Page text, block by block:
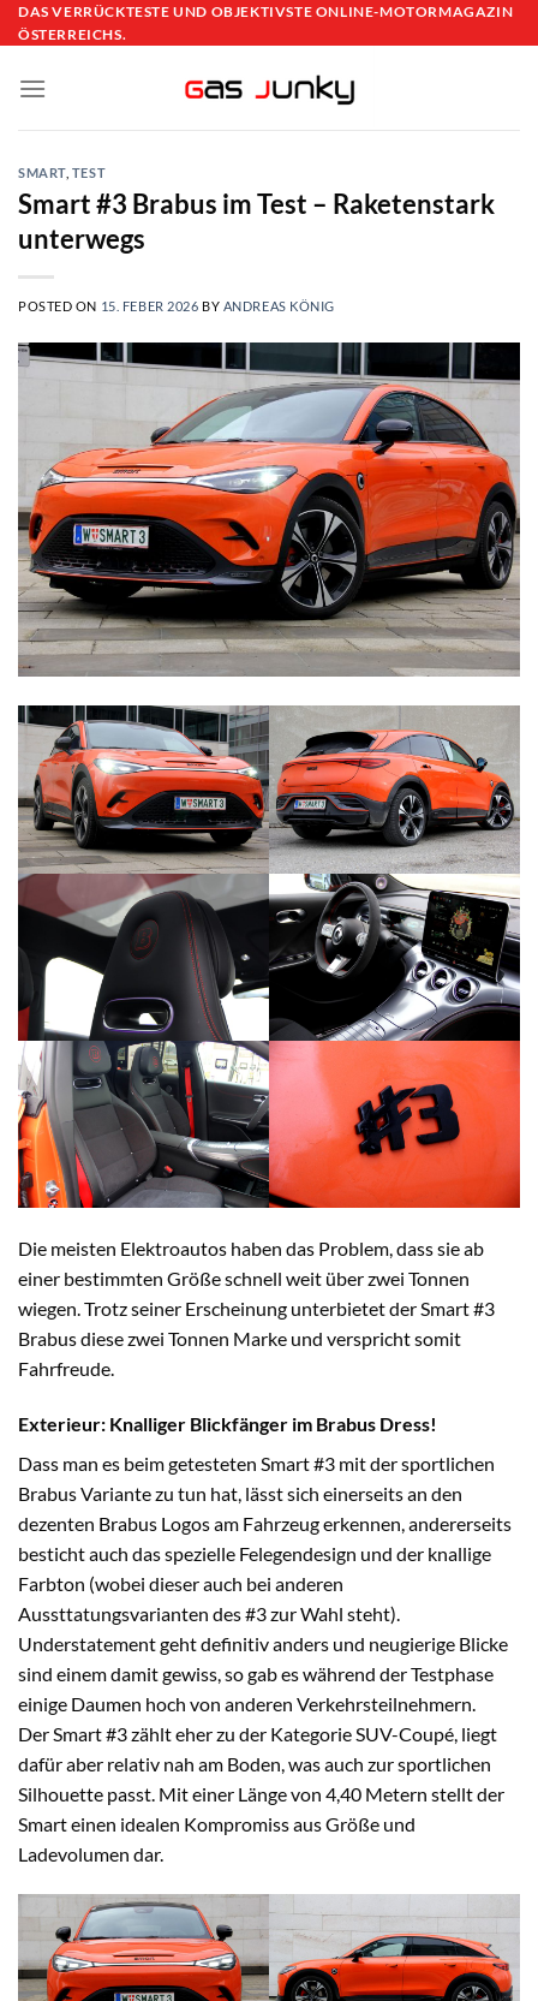
Skip
to
DAS VERRÜCKTESTE UND OBJEKTIVSTE ONLINE-MOTORMAGAZIN
ÖSTERREICHS.
SMART, TEST
Smart #3 Brabus im Test – Raketenstark
unterwegs
POSTED ON 15. FEBER 2026 BY ANDREAS KÖNIG
Die meisten Elektroautos haben das Problem, dass sie ab
einer bestimmten Größe schnell weit über zwei Tonnen
wiegen. Trotz seiner Erscheinung unterbietet der Smart #3
Brabus diese zwei Tonnen Marke und verspricht somit
Fahrfreude.
Exterieur: Knalliger Blickfänger im Brabus Dress!
Dass man es beim getesteten Smart #3 mit der sportlichen
Brabus Variante zu tun hat, lässt sich einerseits an den
dezenten Brabus Logos am Fahrzeug erkennen, andererseits
besticht auch das spezielle Felegendesign und der knallige
Farbton (wobei dieser auch bei anderen
Aussttatungsvarianten des #3 zur Wahl steht).
Understatement geht definitiv anders und neugierige Blicke
sind einem damit gewiss, so gab es während der Testphase
einige Daumen hoch von anderen Verkehrsteilnehmern.
Der Smart #3 zählt eher zu der Kategorie SUV-Coupé, liegt
dafür aber relativ nah am Boden, was auch zur sportlichen
Silhouette passt. Mit einer Länge von 4,40 Metern stellt der
Smart einen idealen Kompromiss aus Größe und
Ladevolumen dar.